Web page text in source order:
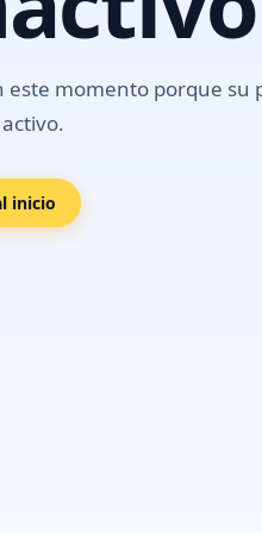
este momento porque su
inicio